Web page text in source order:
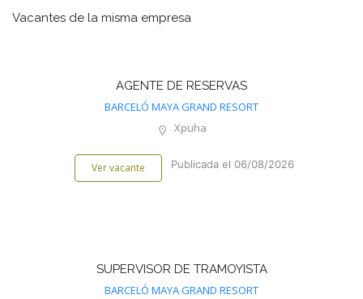
Vacantes de la misma empresa
AGENTE DE RESERVAS
BARCELÓ MAYA GRAND RESORT
Xpuha
Ver vacante Publicada el 06/08/2026
SUPERVISOR DE TRAMOYISTA
BARCELÓ MAYA GRAND RESORT